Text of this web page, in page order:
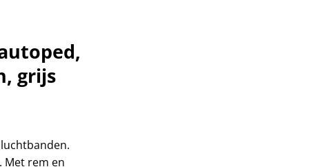
autoped,
grijs
Met rem en